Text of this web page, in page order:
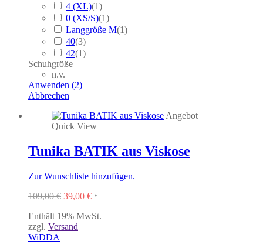
4 (XL)(1)
0 (XS/S)(1)
Langgröße M(1)
40(3)
42(1)
Schuhgröße
n.v.
Anwenden (2)
Abbrechen
Angebot
Quick View
Tunika BATIK aus Viskose
Zur Wunschliste hinzufügen.
109,00€ Ursprünglicher
war:
109,00 €
39,00 €Aktueller
ist:
*
Enthält 19% MwSt.
zzgl. Versand
WiDDA